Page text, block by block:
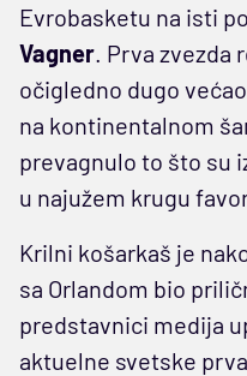
Evrobasketu na isti
Vagner. Prva zvezda
očigledno dugo
na kontinentalnom
prevagnulo to što su
u najužem krugu
Krilni košarkaš je
sa Orlandom bio
predstavnici medija
aktuelne svetske